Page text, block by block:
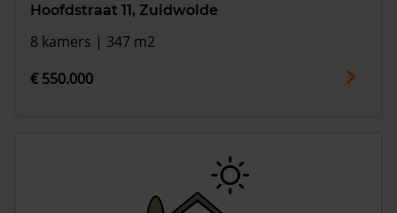
Hoofdstraat 11, Zuidwolde
8 kamers | 347 m2
€ 550.000